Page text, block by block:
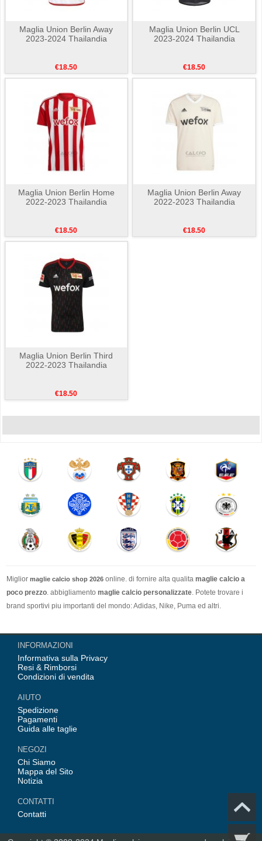
Maglia Union Berlin Away
2023-2024 Thailandia
€18.50
Maglia Union Berlin UCL
2023-2024 Thailandia
€18.50
Maglia Union Berlin Home
2022-2023 Thailandia
€18.50
Maglia Union Berlin Away
2022-2023 Thailandia
€18.50
Maglia Union Berlin Third
2022-2023 Thailandia
€18.50
Miglior maglie calcio shop 2026 online. di fornire alta qualita maglie calcio a
poco prezzo . abbigliamento maglie calcio personalizzate . Potete trovare i
brand sportivi piu importanti del mondo: Adidas, Nike, Puma ed altri.
Nel nostro negozio trovi le calcio maglie italia Top Coppa Mondo 2026 Team(
Italia, Germania, Spagna, Argentina, Francia, Portogallo etc) piu importanti
delle squadre italiane (Juventus, AC Milan, Inter Milan, etc). Top europee
Team(Barcellona, Real Madrid, Bayern Monaco, Manchester United, Leicester
INFORMAZIONI
Informativa sulla Privacy
Resi & Rimborsi
Condizioni di vendita
AIUTO
Spedizione
Pagamenti
Guida alle taglie
NEGOZI
Chi Siamo
Mappa del Sito
Notizia
CONTATTI
Contatti